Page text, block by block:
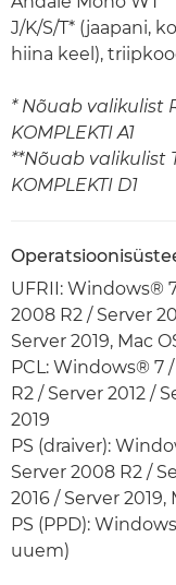
J/K/S/T* (jaapani,
hiina keel),
* Nõuab valikulist
KOMPLEKTI A1
**Nõuab valikulist
KOMPLEKTI D1
UFRII: Windows®
2008 R2 / Server
Server 2019, Mac
PCL: Windows® 7
R2 / Server 2012 /
2019
PS (draiver):
Server 2008 R2 /
2016 / Server 2019,
PS (PPD):
uuem)